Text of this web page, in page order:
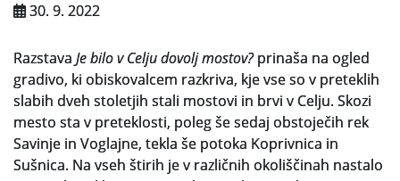
VAČ – VIRTUALNA ARHIVSKA ČITALNICA
Za ustvarjalce
Strokovna usposabljanja za uslužbence
Gradivo
Register ustvarjalcev
30. 9. 2022
Razstava Je bilo v Celju dovolj mostov?prinaša na ogled
gradivo, ki obiskovalcem razkriva, kje vse so v preteklih
slabih dveh stoletjih stali mostovi in brvi v Celju. Skozi
mesto sta v preteklosti, poleg še sedaj obstoječih rek
Savinje in Voglajne, tekla še potoka Koprivnica in
Sušnica. Na vseh štirih je v različnih okoliščinah nastalo